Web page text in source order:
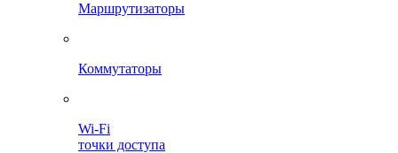
Маршрутизаторы
Коммутаторы
Wi-Fi
точки доступа